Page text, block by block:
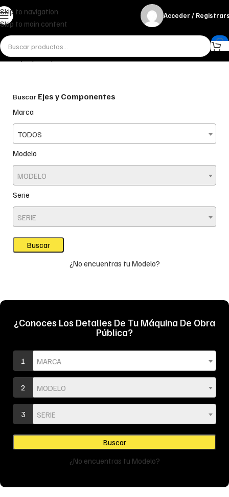
Skip to navigation
Skip to main content
Acceder /
InicioEjes y ComponentesFrenos
Buscar Ejes y Componentes
Marca
TODOS
Modelo
MODELO
Serie
SERIE
¿No encuentras tu Modelo?
¿Conoces Los Detalles De Tu Máquina De Obra
Pública?
1 MARCA
2 MODELO
3 SERIE
¿No encuentras tu Modelo?